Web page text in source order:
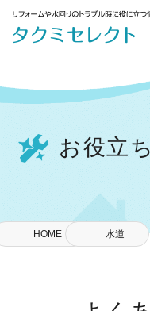
塗装
エアコン
お役立ち
HOME 水道